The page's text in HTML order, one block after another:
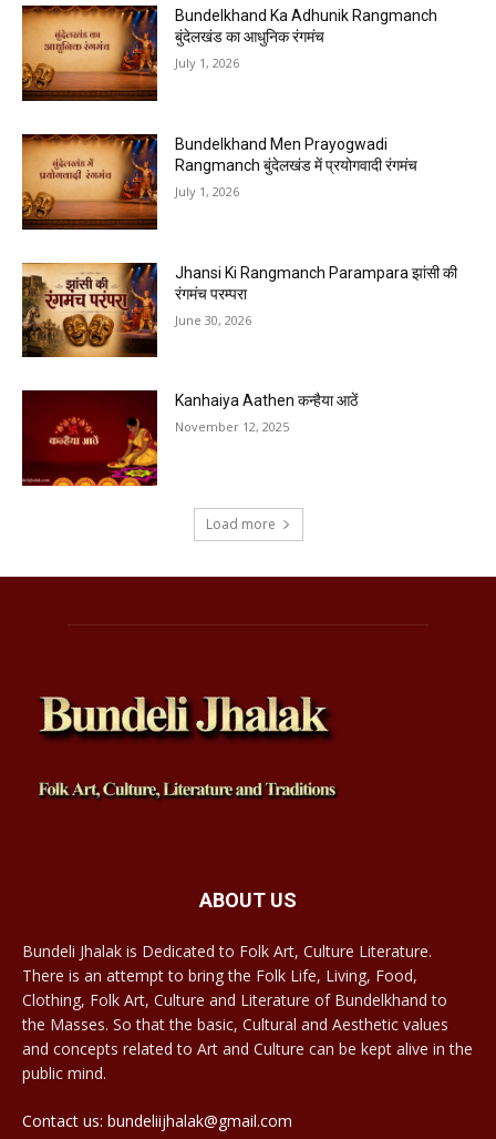
Bundelkhand Ka Adhunik Rangmanch
बुंदेलखंड का आधुनिक रंगमंच
July 1, 2026
Bundelkhand Men Prayogwadi
Rangmanch बुंदेलखंड में प्रयोगवादी रंगमंच
July 1, 2026
Jhansi Ki Rangmanch Parampara झांसी की
रंगमंच परम्परा
June 30, 2026
Kanhaiya Aathen कन्हैया आठें
November 12, 2025
Load more
ABOUT US
Bundeli Jhalak is Dedicated to Folk Art, Culture Literature.
There is an attempt to bring the Folk Life, Living, Food,
Clothing, Folk Art, Culture and Literature of Bundelkhand to
the Masses. So that the basic, Cultural and Aesthetic values
and concepts related to Art and Culture can be kept alive in the
public mind.
Contact us: bundeliijhalak@gmail.com